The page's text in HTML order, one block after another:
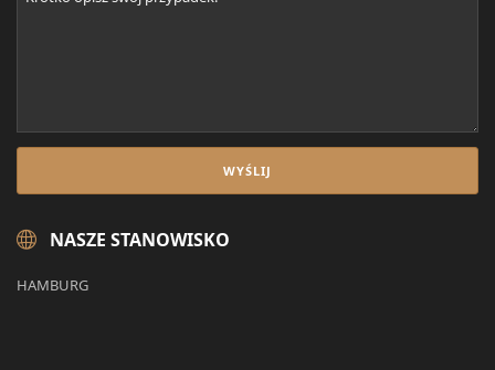
NASZE STANOWISKO
HAMBURG